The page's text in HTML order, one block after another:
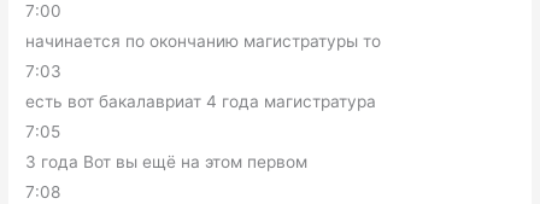
7:00
начинается по окончанию магистратуры то
7:03
есть вот бакалавриат 4 года магистратура
7:05
3 года Вот вы ещё на этом первом
7:08